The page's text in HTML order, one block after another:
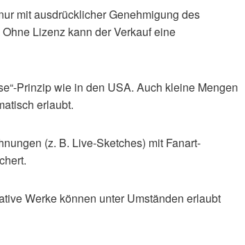
mit ausdrücklicher Genehmigung des
Lizenz kann der Verkauf eine
Prinzip wie in den USA. Auch kleine Mengen
erlaubt.
(z. B. Live-Sketches) mit Fanart-
Werke können unter Umständen erlaubt